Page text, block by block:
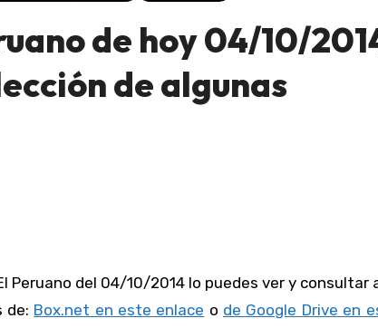
de hoy 04/10/
de algunas
de: Box.net en este enlace o de Google Drive en